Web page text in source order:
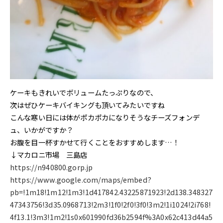
ケーキもきれいでボリュームたっぷりなので、
次はぜひケーキバイキングも頂いてみたいですね
こんな寒い日には体がポカポカになりそうなチーズフォンデ
ュ、いかがですか？
お腹を目一杯すかせて行くことをおすすめします…！
↓マカロニ市場 三島店
https://n940800.gorp.jp
https://www.google.com/maps/embed?
pb=!1m18!1m12!1m3!1d417842.43225871923!2d138.348327
47343756!3d35.0968713!2m3!1f0!2f0!3f0!3m2!1i1024!2i768!
4f13.1!3m3!1m2!1s0x601990fd36b2594f%3A0x62c413d44a5